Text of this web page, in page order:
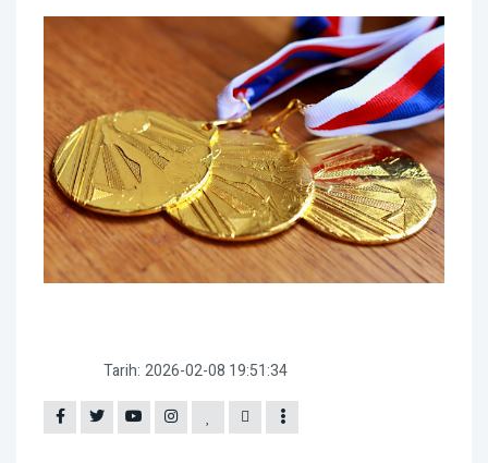
Tarih: 2026-02-08 19:51:34